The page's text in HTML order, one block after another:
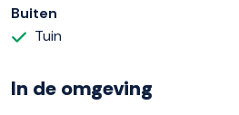
Buiten
Tuin
In de omgeving